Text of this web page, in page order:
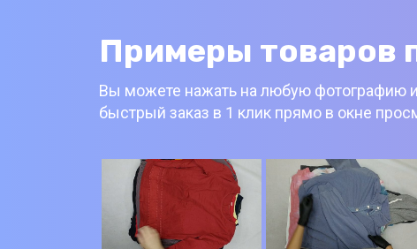
Примеры товаров
Вы можете нажать на любую фотографию
быстрый заказ в 1 клик прямо в окне